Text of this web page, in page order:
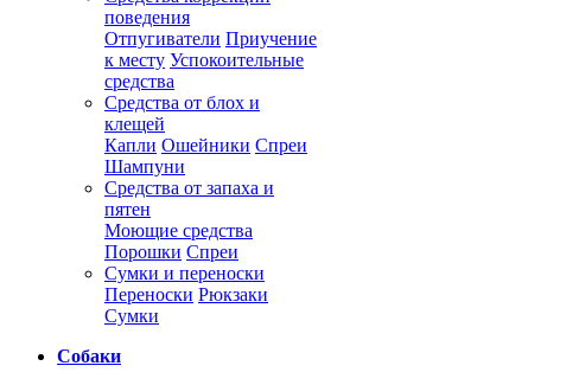
поведения
Отпугиватели Приучение
к месту Успокоительные
средства
Средства от блох и
клещей
Капли Ошейники Спреи
Шампуни
Средства от запаха и
пятен
Моющие средства
Порошки Спреи
Сумки и переноски
Переноски Рюкзаки
Сумки
Собаки